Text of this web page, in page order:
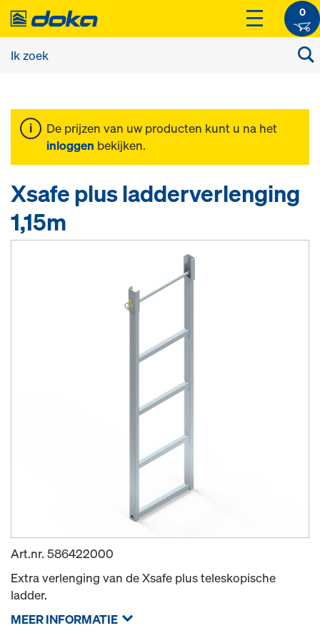
0
De prijzen van uw producten kunt u na het
inloggen bekijken.
Xsafe plus ladderverlenging
1,15m
Art.nr. 586422000
Extra verlenging van de Xsafe plus teleskopische
ladder.
MEER INFORMATIE